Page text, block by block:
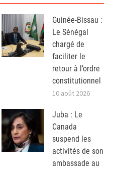
Guinée-Bissau :
Le Sénégal
chargé de
faciliter le
retour à l’ordre
constitutionnel
10 août 2026
Juba : Le
Canada
suspend les
activités de son
ambassade au